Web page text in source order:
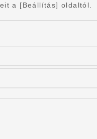
a [Beállítás] oldaltól.